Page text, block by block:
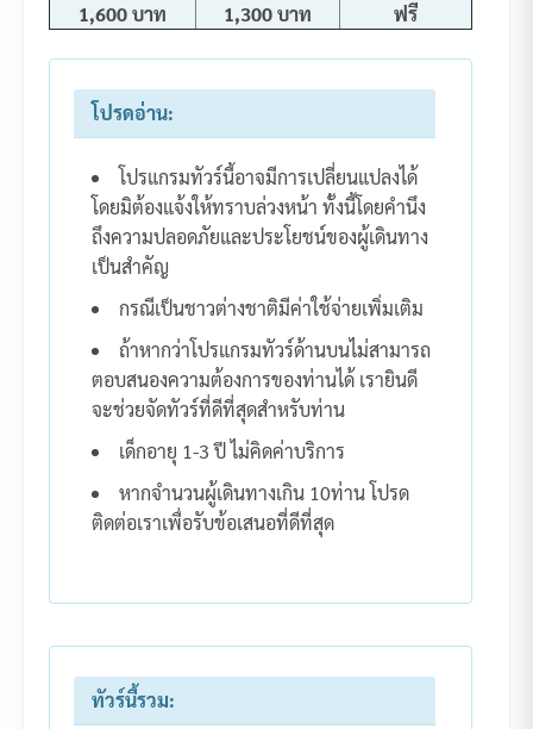
1,600 บาท
1,300 บาท ฟรี
โปรดอ่าน:
โปรแกรมทัวร์นี้อาจมีการเปลี่ยนแปลงได้
โดยมิต้องแจ้งให้ทราบล่วงหน้า ทั้งนี้โดยคำนึง
ถึงความปลอดภัยและประโยชน์ของผู้เดินทาง
เป็นสำคัญ
กรณีเป็นชาวต่างชาติมีค่าใช้จ่ายเพิ่มเติม
ถ้าหากว่าโปรแกรมทัวร์ด้านบนไม่สามารถ
ตอบสนองความต้องการของท่านได้ เรายินดี
จะช่วยจัดทัวร์ที่ดีที่สุดสำหรับท่าน
เด็กอายุ 1-3 ปี ไม่คิดค่าบริการ
หากจำนวนผู้เดินทางเกิน 10ท่าน โปรด
ติดต่อเราเพื่อรับข้อเสนอที่ดีที่สุด
ทัวร์นี้รวม: